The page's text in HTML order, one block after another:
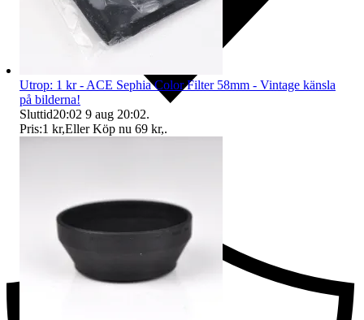
Utrop: 1 kr - ACE Sephia Color Filter 58mm - Vintage känsla
på bilderna!
Sluttid20:02 9 aug 20:02.
Pris:1 kr,Eller Köp nu 69 kr,.